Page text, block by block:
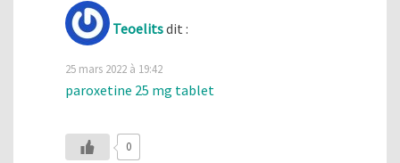
Teoelitsdit :
25 mars 2022 à 19:42
paroxetine 25 mg tablet
0